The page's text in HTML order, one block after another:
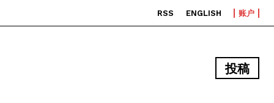
RSS ENGLISH 账户
投稿